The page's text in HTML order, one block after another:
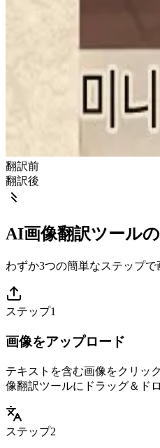
翻訳前
翻訳後
AI画像翻訳ツール
わずか3つの簡単なステップ
ステップ1
画像をアップロード
テキストを含む画像をクリッ
像翻訳ツールにドラッグ＆ド
ステップ2